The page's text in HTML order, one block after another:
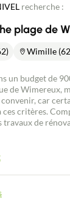
recherche :
plage de
Wimille
un budget de
de Wimereux,
car
critères.
travaux de